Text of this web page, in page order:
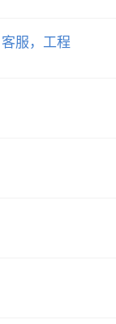
服，工程